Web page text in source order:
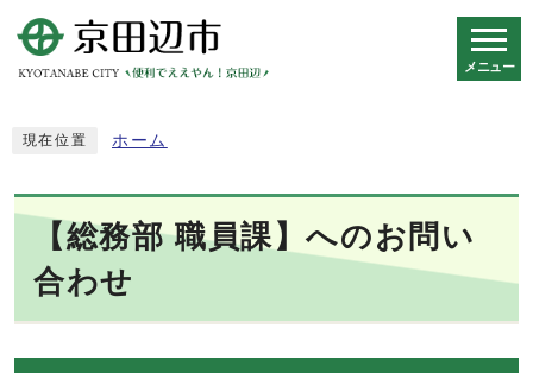
メニュー
現在位置 ホーム
【総務部 職員課】へのお問い
合わせ